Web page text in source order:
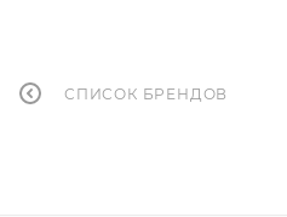
СПИСОК БРЕНДОВ